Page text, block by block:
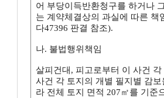
어 부당이득반환청구를 하거나
는 계약체결상의 과실에 따른 책
다47396 판결 참조).
나. 불법행위책임
살피건대, 피고로부터 이 사건
사건 각 토지의 개별 필지별 감
라 전체 토지 면적 207㎡를 기준